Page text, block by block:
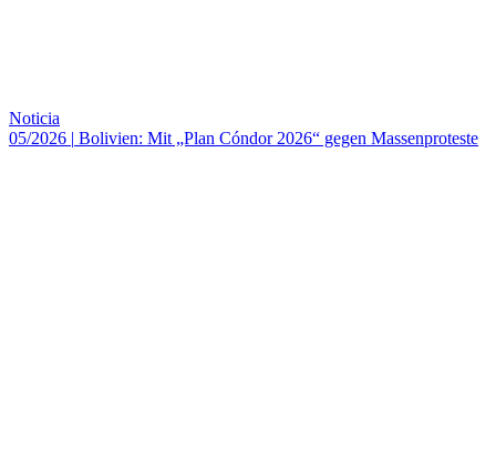
Noticia
05/2026 | Bolivien: Mit „Plan Cóndor 2026“ gegen Massenproteste